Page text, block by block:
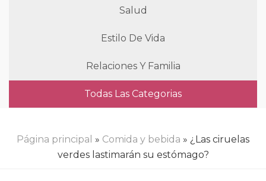
Salud
Estilo De Vida
Relaciones Y Familia
Todas Las Categorias
Página principal » Comida y bebida » ¿Las ciruelas
verdes lastimarán su estómago?